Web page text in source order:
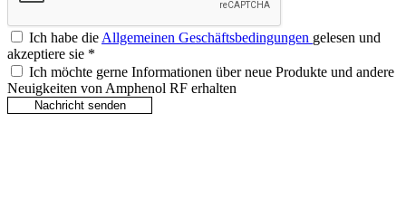
Ich habe dieAllgemeinen Geschäftsbedingungen gelesen und
akzeptiere sie *
Ich möchte gerne Informationen über neue Produkte und andere
Neuigkeiten von Amphenol RF erhalten